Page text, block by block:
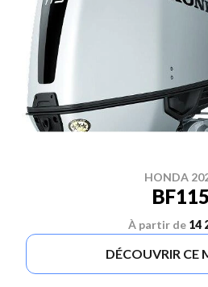
HONDA
BF115
À partir de 14
DÉCOUVRIR CE